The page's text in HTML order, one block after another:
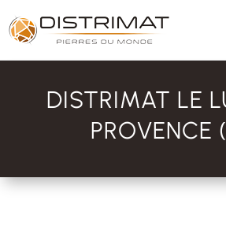
DISTRIMAT LE
PROVENCE